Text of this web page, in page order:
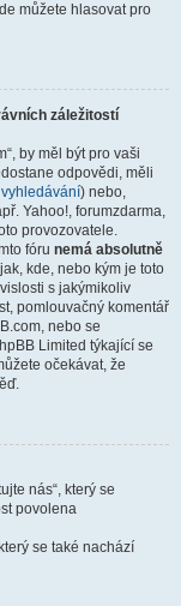
můžete hlasovat pro
záležitostí
by měl být pro vaši
odpovědi, měli
) nebo,
Yahoo!, forumzdarma,
provozovatele.
fóru nemá absolutně
kde, nebo kým je toto
s jakýmikoliv
pomlouvačný komentář
nebo se
Limited týkající se
očekávat, že
nás“, který se
povolena
se také nachází